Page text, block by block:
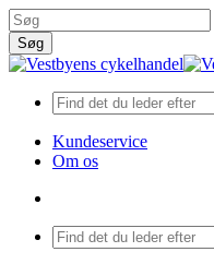
Skip
to
main
content
Søg
Close
Kundeservice
Om os
Menu